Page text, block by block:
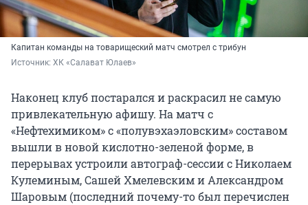
Капитан команды на товарищеский матч смотрел с трибун
Источник: ХК «Салават Юлаев»
Наконец клуб постарался и раскрасил не самую
привлекательную афишу. На матч с
«Нефтехимиком» с «полувэхаэловским» составом
вышли в новой кислотно-зеленой форме, в
перерывах устроили автограф-сессии с Николаем
Кулеминым, Сашей Хмелевским и Александром
Шаровым (последний почему-то был перечислен